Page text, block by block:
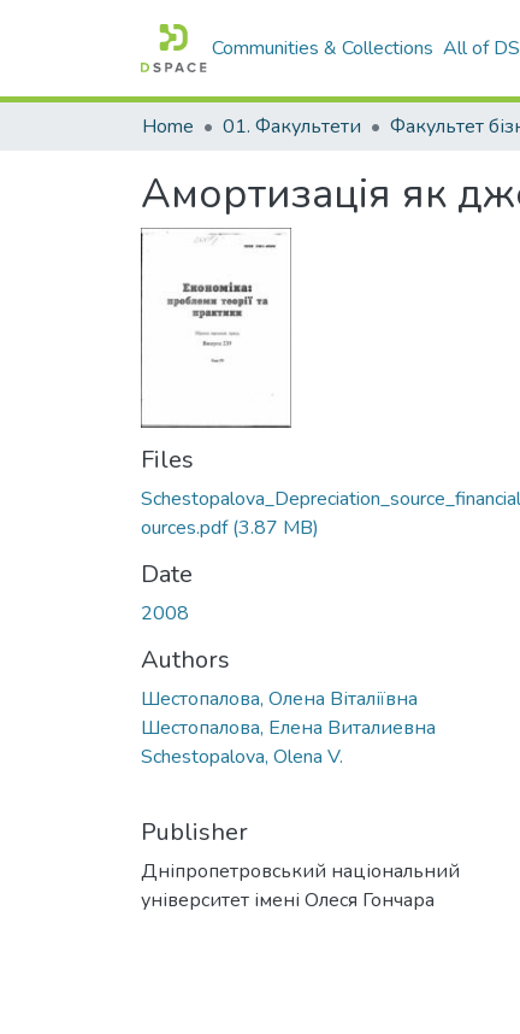
Communities & Collections All of
Home 01. Факультети
Амортизація як
Files
ources.pdf(3.87 MB)
Date
2008
Authors
Шестопалова, Олена Віталіївна
Шестопалова, Елена Виталиевна
Schestopalova, Olena V.
Publisher
Дніпропетровський національний
університет імені Олеся Гончара